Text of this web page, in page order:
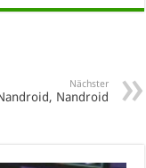
Nächster
Nandroid